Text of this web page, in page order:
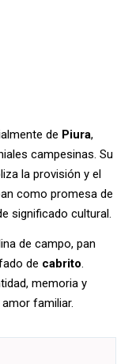
de Piura,
campesinas. Su
la provisión y el
como promesa de
significado cultural.
de campo, pan
de cabrito.
memoria y
familiar.